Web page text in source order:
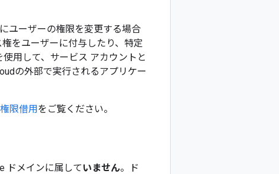
ユーザーの権限を変更する場合
をユーザーに付与したり、特定
用して、サービス アカウントと
の外部で実行されるアプリケー
限借用をご覧ください。
ドメインに属していません。ド